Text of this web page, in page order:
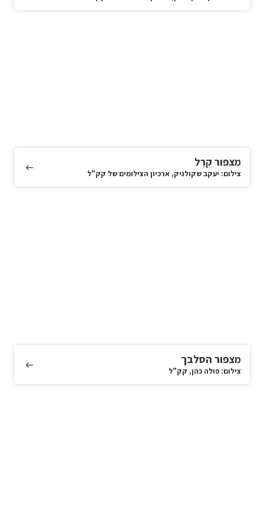
מצפור קְרֶל
צילום: יעקב שקולניק, ארכיון הצילומים של קק"ל
מצפור הסלבך
צילום: פולה כהן, קק"ל